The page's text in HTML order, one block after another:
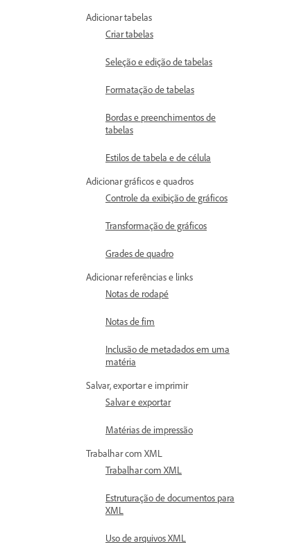
Adicionar tabelas
Criar tabelas
Seleção e edição de tabelas
Formatação de tabelas
Bordas e preenchimentos de
tabelas
Estilos de tabela e de célula
Adicionar gráficos e quadros
Controle da exibição de gráficos
Transformação de gráficos
Grades de quadro
Adicionar referências e links
Notas de rodapé
Notas de fim
Inclusão de metadados em uma
matéria
Salvar, exportar e imprimir
Salvar e exportar
Matérias de impressão
Trabalhar com XML
Trabalhar com XML
Estruturação de documentos para
XML
Uso de arquivos XML